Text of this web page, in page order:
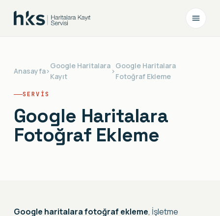
Anasayfa›
Google Haritalara
Kayıt
›
Google Haritalara
Fotoğraf Ekleme
SERVIS
Google Haritalara
Fotoğraf Ekleme
Google haritalara fotoğraf ekleme, İşletme